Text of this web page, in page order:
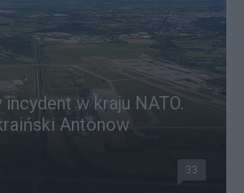
w kraju NATO.
Antonow
33